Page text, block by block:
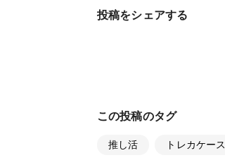
投稿をシェアする
この投稿のタグ
推し活 トレカケース